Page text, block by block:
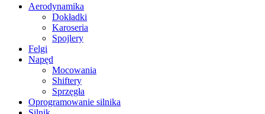
Aerodynamika
Dokładki
Karoseria
Spojlery
Felgi
Napęd
Mocowania
Shiftery
Sprzęgła
Oprogramowanie silnika